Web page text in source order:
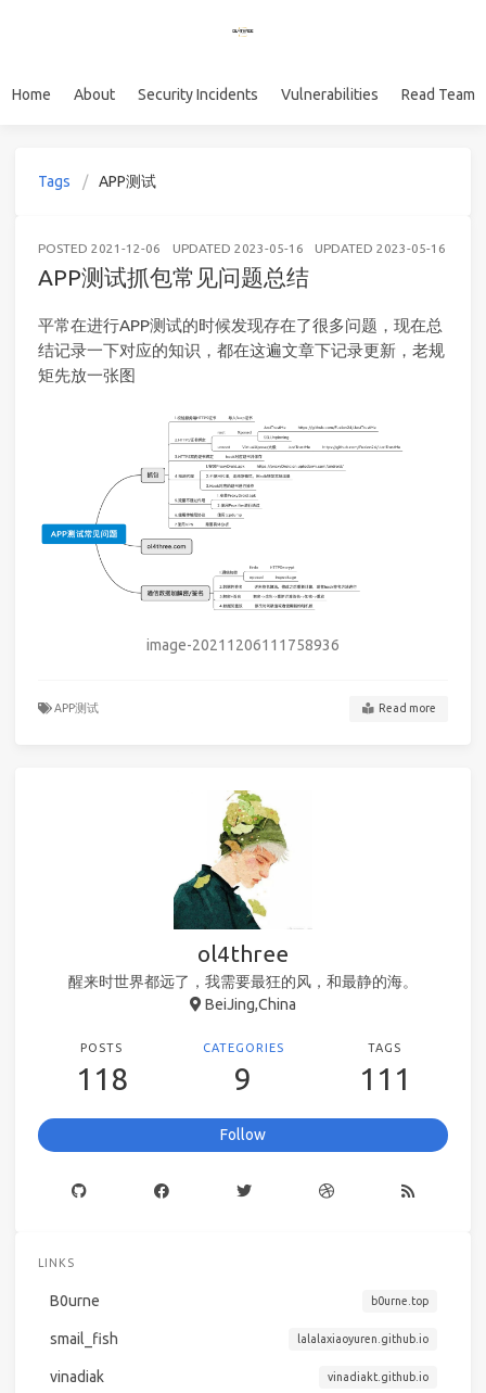
Home About Security Incidents Vulnerabilities Read Team
Tags APP测试
POSTED 2021-12-06 UPDATED 2023-05-16 UPDATED 2023-05-16
APP测试抓包常见问题总结
平常在进行APP测试的时候发现存在了很多问题，现在总
结记录一下对应的知识，都在这遍文章下记录更新，老规
矩先放一张图
image-20211206111758936
APP测试 Read more
ol4three
醒来时世界都远了，我需要最狂的风，和最静的海。
BeiJing,China
POSTS
118
CATEGORIES
9
TAGS
111
Follow
LINKS
B0urne b0urne.top
smail_fish lalalaxiaoyuren.github.io
vinadiak vinadiakt.github.io